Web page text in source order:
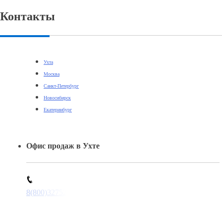
Контакты
Ухта
Москва
Санкт-Петербург
Новосибирск
Екатеринбург
Офис продаж в Ухте
8(800)3275280